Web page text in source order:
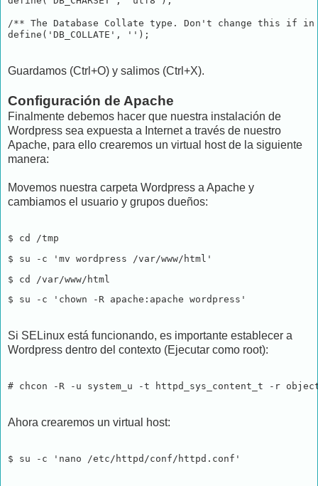
/** The Database Collate type. Don't change this if
define('DB_COLLATE', '');
Guardamos (Ctrl+O) y salimos (Ctrl+X).
Configuración de Apache
Finalmente debemos hacer que nuestra instalación de
Wordpress sea expuesta a Internet a través de nuestro
Apache, para ello crearemos un virtual host de la siguiente
manera:
Movemos nuestra carpeta Wordpress a Apache y
cambiamos el usuario y grupos dueños:
$ cd /tmp
$ su -c 'mv wordpress /var/www/html'
$ cd /var/www/html
$ su -c 'chown -R apache:apache wordpress'
Si SELinux está funcionando, es importante establecer a
Wordpress dentro del contexto (Ejecutar como root):
# chcon -R -u system_u -t httpd_sys_content_t -r
Ahora crearemos un virtual host:
$ su -c 'nano /etc/httpd/conf/httpd.conf'